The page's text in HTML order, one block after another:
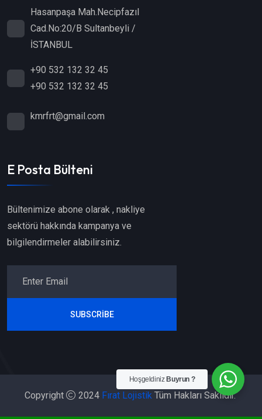
Hasanpaşa Mah.Necipfazıl
Cad.No:20/B Sultanbeyli /
İSTANBUL
+90 532 132 32 45
+90 532 132 32 45
kmrfrt@gmail.com
E Posta Bülteni
Bültenimize abone olarak , nakliye
sektörü hakkında kampanya ve
bilgilendirmeler alabilirsiniz.
SUBSCRIBE
Copyright 2024 Fırat Lojistik Tüm Hakları Saklıdır.
Hoşgeldiniz Buyrun ?